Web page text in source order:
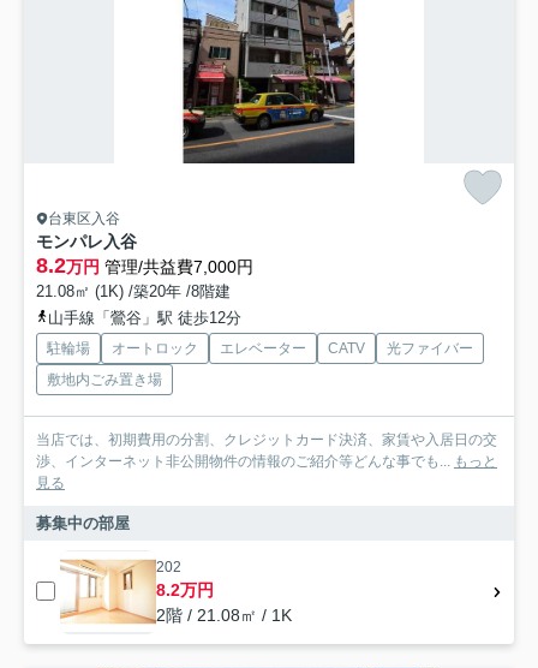
台東区入谷
モンパレ入谷
8.2万円 管理/共益費7,000円
21.08㎡ (1K) /築20年 /8階建
山手線「鶯谷」駅 徒歩12分
駐輪場 オートロック エレベーター CATV
光ファイバー
敷地内ごみ置き場
当店では、初期費用の分割、クレジットカード決済、家賃や入居日の交
渉、インターネット非公開物件の情報のご紹介等どんな事でも...
もっと
見る
募集中の部屋
202
8.2万円
2階 / 21.08㎡ / 1K